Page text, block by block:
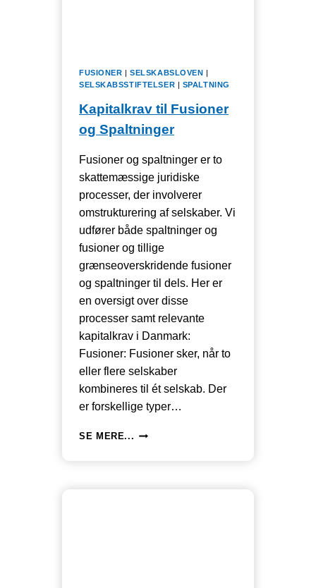
FUSIONER |SELSKABSLOVEN |
SELSKABSSTIFTELSER | SPALTNING
Kapitalkrav til Fusioner
og Spaltninger
Fusioner og spaltninger er to
skattemæssige juridiske
processer, der involverer
omstrukturering af selskaber. Vi
udfører både spaltninger og
fusioner og tillige
grænseoverskridende fusioner
og spaltninger til dels. Her er
en oversigt over disse
processer samt relevante
kapitalkrav i Danmark:
Fusioner: Fusioner sker, når to
eller flere selskaber
kombineres til ét selskab. Der
er forskellige typer…
SE MERE... KAPITALKRAV